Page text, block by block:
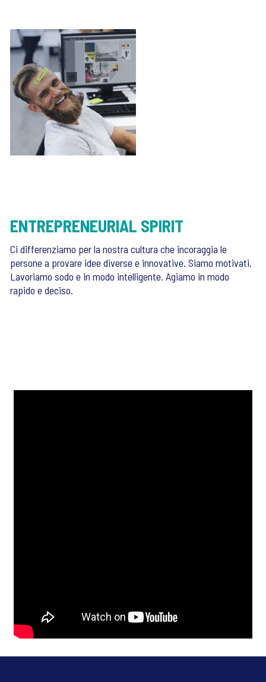
ENTREPRENEURIAL SPIRIT
Ci differenziamo per la nostra cultura che incoraggia le
persone a provare idee diverse e innovative. Siamo motivati.
Lavoriamo sodo e in modo intelligente. Agiamo in modo
rapido e deciso.